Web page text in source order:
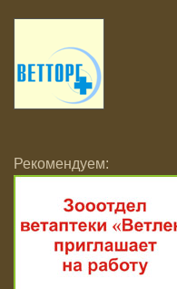
Рекомендуем: